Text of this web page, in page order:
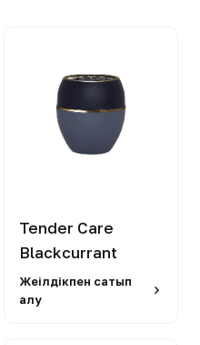
Tender Care
Blackcurrant
Жеңілдікпен сатып
алу